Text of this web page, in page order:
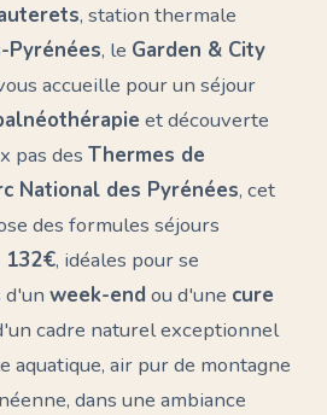
, station thermale
Pyrénées, le Garden & City
accueille pour un séjour
et découverte
pas des Thermes de
National des Pyrénées, cet
des formules séjours
132€, idéales pour se
d'un week-end ou d'une cure
cadre naturel exceptionnel
aquatique, air pur de montagne
dans une ambiance